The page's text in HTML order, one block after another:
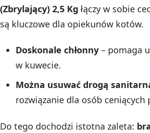
(Zbrylający) 2,5 Kg łączy w sobie
są kluczowe dla opiekunów kotów.
Doskonale chłonny– pomaga
w kuwecie.
Można usuwać drogą
rozwiązanie dla osób ceniących
Do tego dochodzi istotna zaleta: